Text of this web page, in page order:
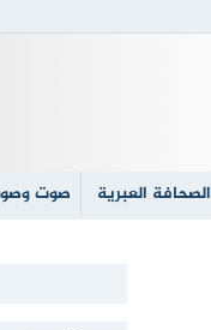
الصحافة العبرية صوت